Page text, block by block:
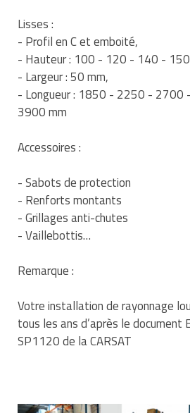
Tuyau renforcé
Ventilateurs et aération d'atelier
Jeu gymnique
Loisirs
Matériel de fitness
Matériel de musculation
Vêtement sportif
Réfrigérateur professionnel
Restauration foraine
Robinetterie professionnelle
Table de cuisson professionnelle
Tables de préparation réfrigérées
Ustensile de cuisine
Vaisselle restaurant
Vitrines réfrigérées
Lisses :
- Profil en C et emboité,
- Hauteur : 100 - 120 - 140 -
- Largeur : 50 mm,
- Longueur : 1850 - 2250 -
3900 mm
Accessoires :
- Sabots de protection
- Renforts montants
- Grillages anti-chutes
- Vaillebottis…
Remarque :
Votre installation de rayonnage
tous les ans d’après le document
SP1120 de la CARSAT